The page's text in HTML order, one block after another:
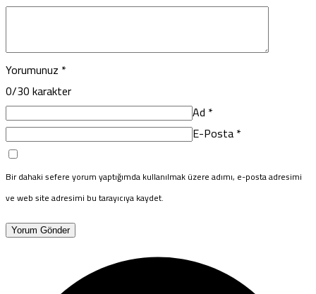
Yorumunuz *
0/30 karakter
Ad *
E-Posta*
Bir dahaki sefere yorum yaptığımda kullanılmak üzere adımı, e-posta adresimi
ve web site adresimi bu tarayıcıya kaydet.
Yorum Gönder